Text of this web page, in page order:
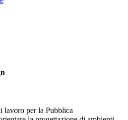
lavoro per la Pubblica